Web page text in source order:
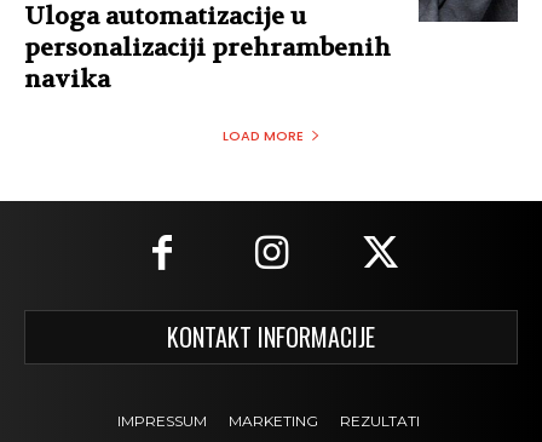
Uloga automatizacije u
personalizaciji prehrambenih
navika
LOAD MORE
KONTAKT INFORMACIJE
IMPRESSUM MARKETING REZULTATI